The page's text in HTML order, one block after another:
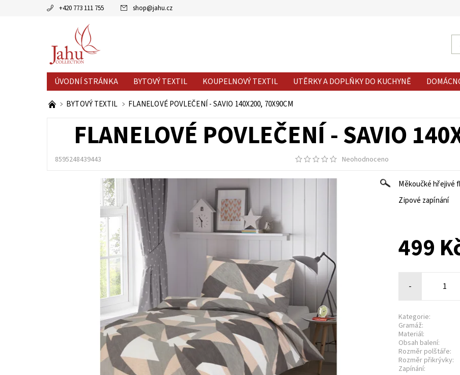
+420 773 111 755 shop@jahu.cz
ÚVODNÍ STRÁNKA BYTOVÝ TEXTIL KOUPELNOVÝ TEXTIL UTĚRKY A DOPLŇKY DO KUCHYNĚ
AKCE MĚSÍCE
VÝPRODEJ %
BYTOVÝ TEXTIL FLANELOVÉ POVLEČENÍ - SAVIO 140X200, 70X90CM
FLANELOVÉ POVLEČENÍ - SAVIO
8595248439443 Neohodnoceno
Měkoučké hřejivé
Zipové zapínání
499
-
Kategorie:
Gramáž:
Materiál:
Obsah balení:
Rozměr polštáře:
Rozměr přikrývky:
Zapínání: